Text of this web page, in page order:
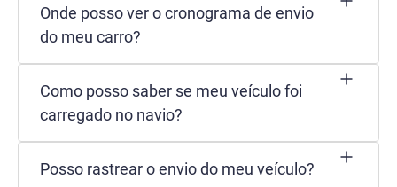
Onde posso ver o cronograma de envio
do meu carro?
Como posso saber se meu veículo foi
carregado no navio?
Posso rastrear o envio do meu veículo?